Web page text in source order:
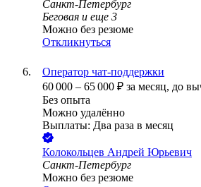
Санкт-Петербург
Беговая и еще 3
Можно без резюме
Откликнуться
Оператор чат-поддержки
60 000 – 65 000 ₽ за месяц, до
Без опыта
Можно удалённо
Выплаты: Два раза в месяц
Колокольцев Андрей Юрьевич
Санкт-Петербург
Можно без резюме